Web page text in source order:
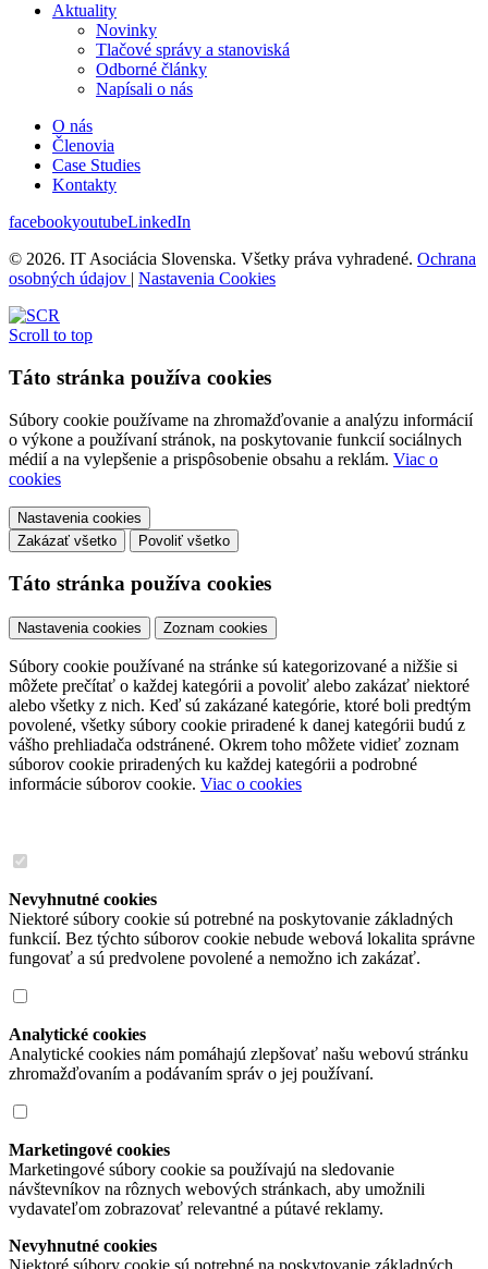
Aktuality
Novinky
Tlačové správy a stanoviská
Odborné články
Napísali o nás
O nás
Členovia
Case Studies
Kontakty
facebookyoutubeLinkedIn
© 2026. IT Asociácia Slovenska. Všetky práva vyhradené. Ochrana
osobných údajov | Nastavenia Cookies
Scroll to top
Táto stránka používa cookies
Súbory cookie používame na zhromažďovanie a analýzu informácií
o výkone a používaní stránok, na poskytovanie funkcií sociálnych
médií a na vylepšenie a prispôsobenie obsahu a reklám. Viac o
cookies
Nastavenia cookies
Zakázať všetko
Povoliť všetko
Táto stránka používa cookies
Nastavenia cookies Zoznam cookies
Súbory cookie používané na stránke sú kategorizované a nižšie si
môžete prečítať o každej kategórii a povoliť alebo zakázať niektoré
alebo všetky z nich. Keď sú zakázané kategórie, ktoré boli predtým
povolené, všetky súbory cookie priradené k danej kategórii budú z
vášho prehliadača odstránené. Okrem toho môžete vidieť zoznam
súborov cookie priradených ku každej kategórii a podrobné
informácie súborov cookie. Viac o cookies
Nevyhnutné cookies
Niektoré súbory cookie sú potrebné na poskytovanie základných
funkcií. Bez týchto súborov cookie nebude webová lokalita správne
fungovať a sú predvolene povolené a nemožno ich zakázať.
Analytické cookies
Analytické cookies nám pomáhajú zlepšovať našu webovú stránku
zhromažďovaním a podávaním správ o jej používaní.
Marketingové cookies
Marketingové súbory cookie sa používajú na sledovanie
návštevníkov na rôznych webových stránkach, aby umožnili
vydavateľom zobrazovať relevantné a pútavé reklamy.
Nevyhnutné cookies
Niektoré súbory cookie sú potrebné na poskytovanie základných